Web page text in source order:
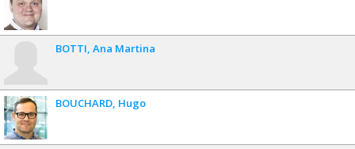
BOTTI Ana Martina
BOUCHARD Hugo